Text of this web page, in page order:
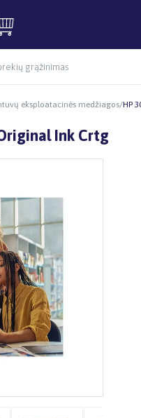
grąžinimas
eksploatacinės medžiagos/HP
Ink Crtg